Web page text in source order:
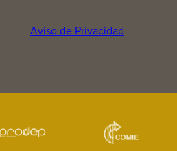
Aviso de Privacidad